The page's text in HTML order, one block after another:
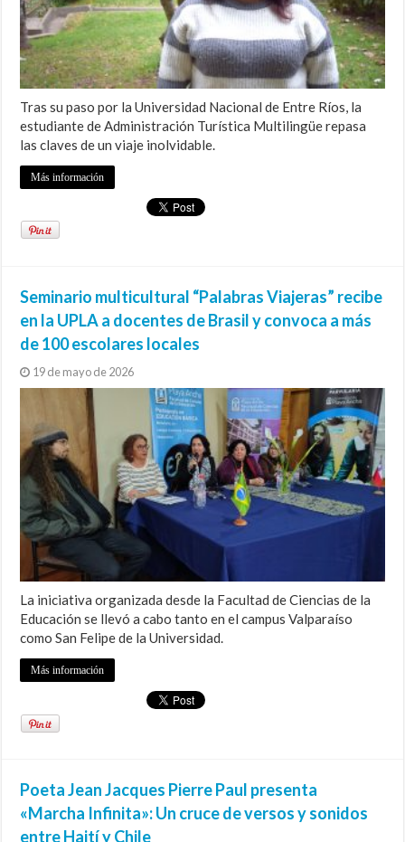
Tras su paso por la Universidad Nacional de Entre Ríos, la
estudiante de Administración Turística Multilingüe repasa
las claves de un viaje inolvidable.
Más información
Seminario multicultural “Palabras Viajeras” recibe
en la UPLA a docentes de Brasil y convoca a más
de 100 escolares locales
19 de mayo de 2026
La iniciativa organizada desde la Facultad de Ciencias de la
Educación se llevó a cabo tanto en el campus Valparaíso
como San Felipe de la Universidad.
Más información
Poeta Jean Jacques Pierre Paul presenta
«Marcha Infinita»: Un cruce de versos y sonidos
entre Haití y Chile